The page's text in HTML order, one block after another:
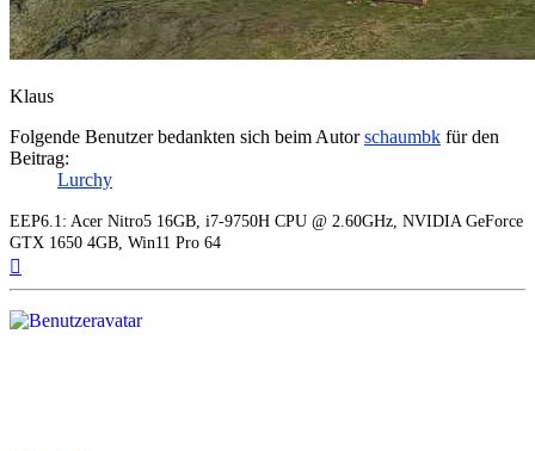
Klaus
Folgende Benutzer bedankten sich beim Autorschaumbk für den
Beitrag:
Lurchy
EEP6.1: Acer Nitro5 16GB, i7-9750H CPU @ 2.60GHz, NVIDIA GeForce
GTX 1650 4GB, Win11 Pro 64